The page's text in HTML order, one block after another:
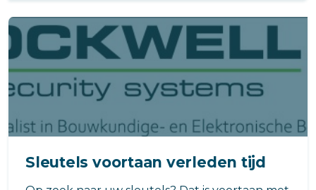
Sleutels voortaan verleden tijd